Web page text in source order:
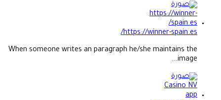
https://winner-spain.es/
When someone writes an paragraph he/she maintains the
image...